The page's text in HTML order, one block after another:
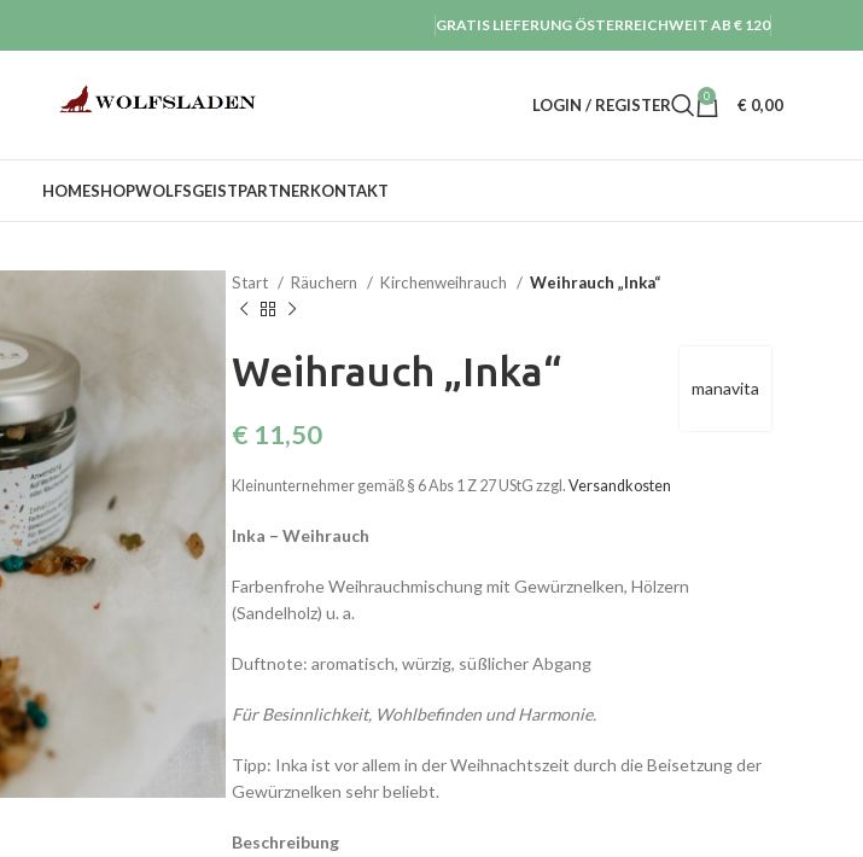
GRATIS LIEFERUNG ÖSTERREICHWEIT AB € 120
LOGIN / REGISTER 0 €0,00
HOMESHOPWOLFSGEISTPARTNERKONTAKT
Start Räuchern Kirchenweihrauch Weihrauch „Inka“
manavita
Weihrauch „Inka“
€ 11,50
Kleinunternehmer gemäß § 6 Abs 1 Z 27 UStG zzgl. Versandkosten
Inka – Weihrauch
Farbenfrohe Weihrauchmischung mit Gewürznelken, Hölzern
(Sandelholz) u. a.
Duftnote: aromatisch, würzig, süßlicher Abgang
Für Besinnlichkeit, Wohlbefinden und Harmonie.
Tipp: Inka ist vor allem in der Weihnachtszeit durch die Beisetzung der
Gewürznelken sehr beliebt.
Beschreibung